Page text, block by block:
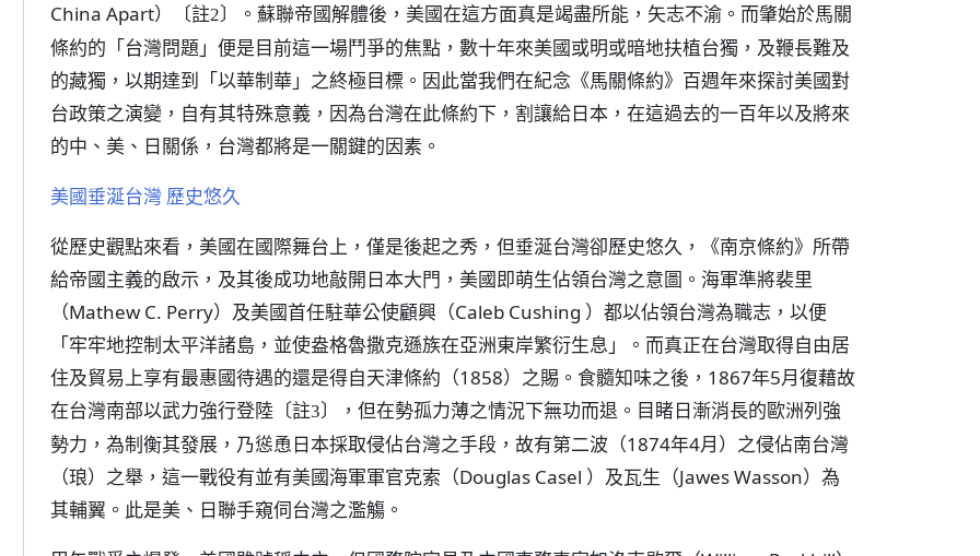
China Apart）
〔註2〕
。蘇聯帝國解體後，美國在這方面真是竭盡所能，矢志不渝。而肇始於馬關
條約的「台灣問題」便是目前這一場鬥爭的焦點，數十年來美國或明或暗地扶植台獨，及鞭長難及
的藏獨，以期達到「以華制華」之終極目標。因此當我們在紀念《馬關條約》百週年來探討美國對
台政策之演變，自有其特殊意義，因為台灣在此條約下，割讓給日本，在這過去的一百年以及將來
的中、美、日關係，台灣都將是一關鍵的因素。
美國垂涎台灣 歷史悠久
從歷史觀點來看，美國在國際舞台上，僅是後起之秀，但垂涎台灣卻歷史悠久，《南京條約》所帶
給帝國主義的啟示，及其後成功地敲開日本大門，美國即萌生佔領台灣之意圖。海軍準將裴里
（Mathew C. Perry）及美國首任駐華公使顧興（Caleb Cushing ）都以佔領台灣為職志，以便
「牢牢地控制太平洋諸島，並使盎格魯撒克遜族在亞洲東岸繁衍生息」。而真正在台灣取得自由居
住及貿易上享有最惠國待遇的還是得自天津條約（1858）之賜。食髓知味之後，1867年5月復藉故
在台灣南部以武力強行登陸 〔註3〕
，但在勢孤力薄之情況下無功而退。目睹日漸消長的歐洲列強
勢力，為制衡其發展，乃慫恿日本採取侵佔台灣之手段，故有第二波（1874年4月）之侵佔南台灣
（琅）之舉，這一戰役有並有美國海軍軍官克索（Douglas Casel ）及瓦生（Jawes Wasson）為
其輔翼。此是美、日聯手窺伺台灣之濫觴。